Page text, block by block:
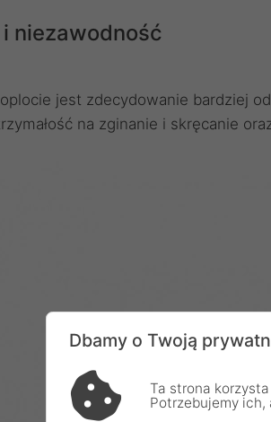
niezawodność
jest zdecydowanie bardziej
na zginanie i skręcanie
Dbamy o Twoją
Ta strona
Potrzebujemy ich,